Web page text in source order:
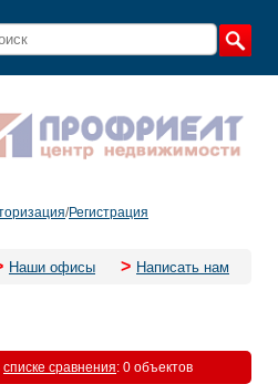
/Регистрация
Наши офисы > Написать нам
списке сравнения: 0 объектов